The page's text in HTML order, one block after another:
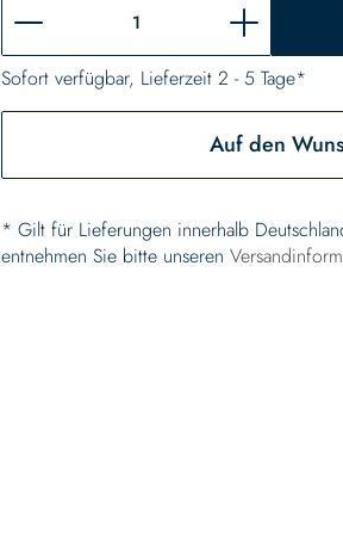
Sofort verfügbar, Lieferzeit 2 - 5 Tage*
Auf den
* Gilt für Lieferungen innerhalb
entnehmen Sie bitte unseren